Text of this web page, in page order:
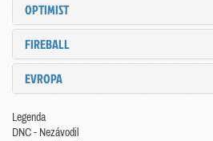
OPTIMIST
FIREBALL
EVROPA
Legenda
DNC - Nezávodil